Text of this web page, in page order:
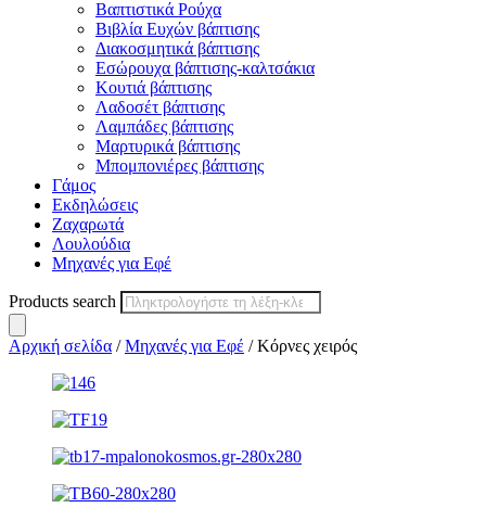
Βαπτιστικά Ρούχα
Βιβλία Ευχών βάπτισης
Διακοσμητικά βάπτισης
Εσώρουχα βάπτισης-καλτσάκια
Κουτιά βάπτισης
Λαδοσέτ βάπτισης
Λαμπάδες βάπτισης
Μαρτυρικά βάπτισης
Μπομπονιέρες βάπτισης
Γάμος
Εκδηλώσεις
Ζαχαρωτά
Λουλούδια
Μηχανές για Εφέ
Products search
Αρχική σελίδα /Μηχανές για Εφέ / Κόρνες χειρός